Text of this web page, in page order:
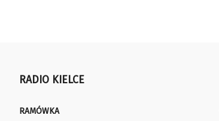
RADIO KIELCE
RAMÓWKA